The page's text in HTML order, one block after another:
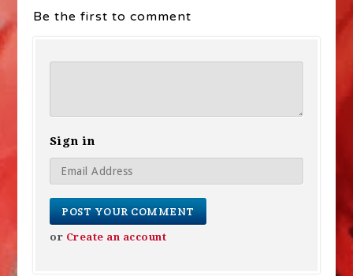
Be the first to comment
Sign in
or Create an account